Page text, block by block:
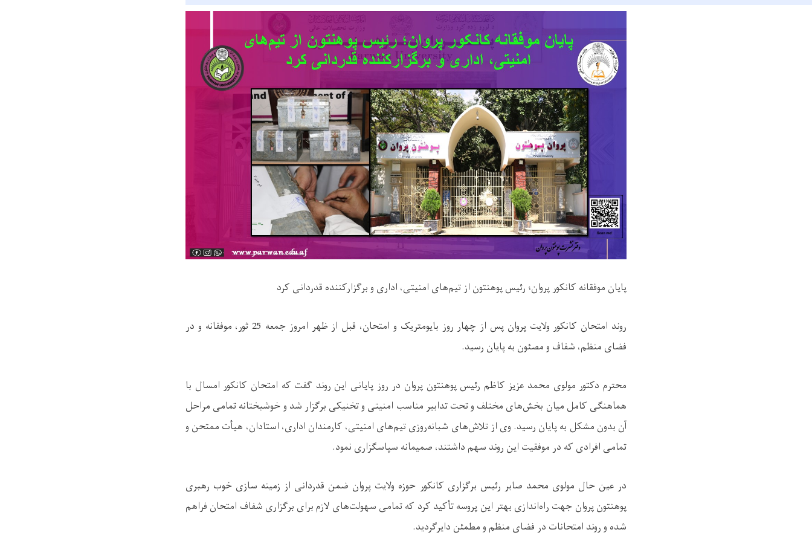
پایان موفقانه کانکور پروان؛ رئیس پوهنتون از تیم‌های امنیتی، اداری و برگزارکننده قدردانی کرد
روند امتحان کانکور ولایت پروان پس از چهار روز بایومتریک و امتحان، قبل از ظهر امروز جمعه 25 ثور، موفقانه و در
فضای منظم، شفاف و مصئون به پایان رسید.
محترم دکتور مولوی محمد عزیز کاظم رئیس پوهنتون پروان در روز پایانی این روند گفت که امتحان کانکور امسال با
هماهنگی کامل میان بخش‌های مختلف و تحت تدابیر مناسب امنیتی و تخنیکی برگزار شد و خوشبختانه تمامی مراحل
آن بدون مشکل به پایان رسید. وی از تلاش‌های شبانه‌روزی تیم‌های امنیتی، کارمندان اداری، استادان، هیأت ممتحن و
تمامی افرادی که در موفقیت این روند سهم داشتند، صمیمانه سپاسگزاری نمود.
در عین حال مولوی محمد صابر رئیس برگزاری کانکور حوزه ولایت پروان ضمن قدردانی از زمینه سازی خوب رهبری
پوهنتون پروان جهت راه‌اندازی بهتر این پروسه تأکید کرد که تمامی سهولت‌های لازم برای برگزاری شفاف امتحان فراهم
شده و روند امتحانات در فضای منظم و مطمئن دایرگردید.